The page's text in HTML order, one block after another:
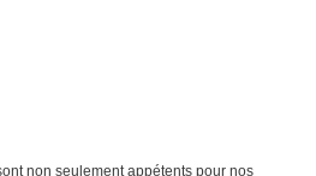
non seulement appétents pour nos